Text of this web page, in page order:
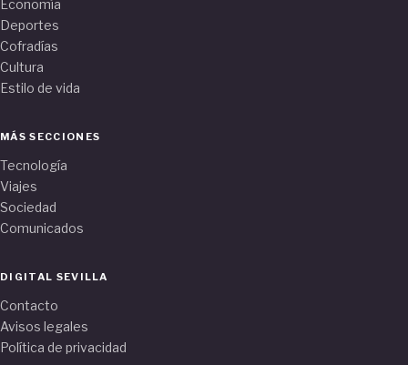
Economía
Deportes
Cofradías
Cultura
Estilo de vida
MÁS SECCIONES
Tecnología
Viajes
Sociedad
Comunicados
DIGITAL SEVILLA
Contacto
Avisos legales
Política de privacidad